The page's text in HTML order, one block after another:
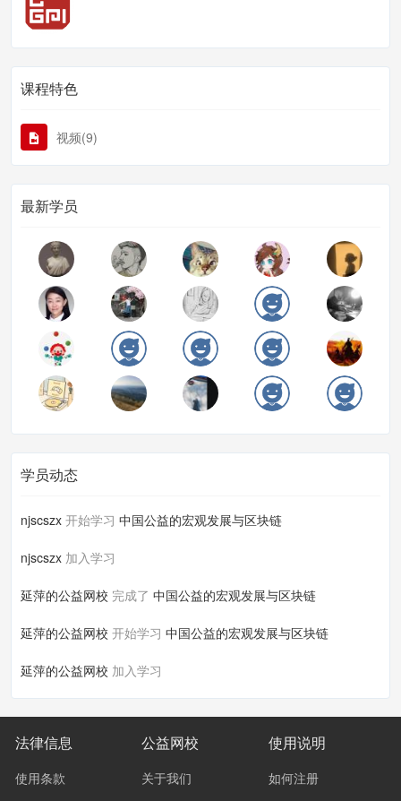
课程特色
视频(9)
最新学员
学员动态
njscszx 开始学习 中国公益的宏观发展与区块链
njscszx 加入学习
延萍的公益网校 完成了 中国公益的宏观发展与区块链
延萍的公益网校 开始学习 中国公益的宏观发展与区块链
延萍的公益网校 加入学习
法律信息
使用条款
公益网校
关于我们
使用说明
如何注册